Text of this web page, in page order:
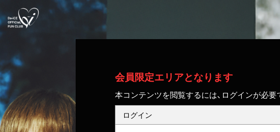
会員限定エリアとなります
本コンテンツを閲覧するには、ログインが必要
ログイン